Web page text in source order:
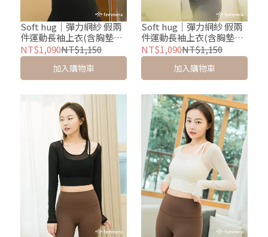
Soft hug｜彈力網紗 假兩
件運動長袖上衣(含胸墊
Bra T) - 拿鐵棕
NT$1,090NT$1,150
加入購物車
Soft hug｜彈力網紗 假兩
件運動長袖上衣(含胸墊
Bra T) - 青蘋綠
NT$1,090NT$1,150
加入購物車